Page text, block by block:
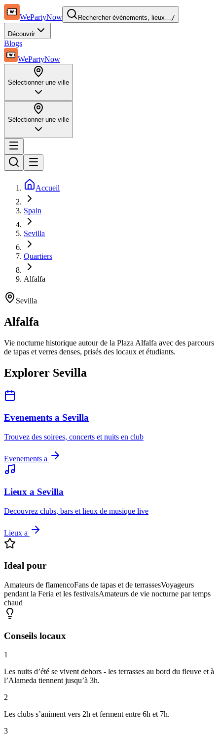
WePartyNow Rechercher événements, lieux…/
Découvrir
Blogs
WePartyNow
Sélectionner une ville
Sélectionner une ville
Accueil
Spain
Sevilla
Quartiers
Alfalfa
Sevilla
Alfalfa
Vie nocturne historique autour de la Plaza Alfalfa avec des parcours
de tapas et verres denses, prisés des locaux et étudiants.
Explorer Sevilla
Evenements a Sevilla
Trouvez des soirees, concerts et nuits en club
Evenements a
Lieux a Sevilla
Decouvrez clubs, bars et lieux de musique live
Lieux a
Ideal pour
Amateurs de flamencoFans de tapas et de terrassesVoyageurs
pendant la Feria et les festivalsAmateurs de vie nocturne par temps
chaud
Conseils locaux
1
Les nuits d’été se vivent dehors - les terrasses au bord du fleuve et à
l’Alameda tiennent jusqu’à 3h.
2
Les clubs s’animent vers 2h et ferment entre 6h et 7h.
3